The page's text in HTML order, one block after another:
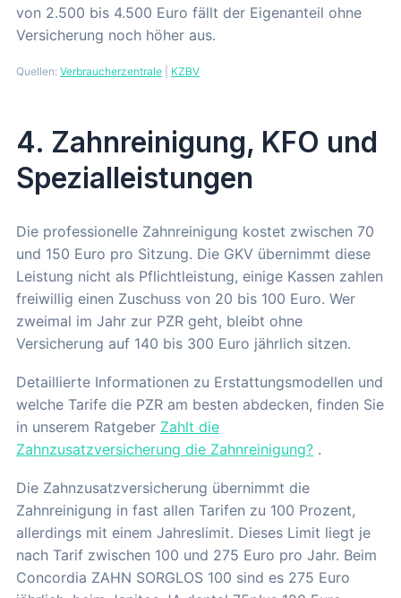
von 2.500 bis 4.500 Euro fällt der Eigenanteil ohne
Versicherung noch höher aus.
Quellen: Verbraucherzentrale KZBV
4. Zahnreinigung, KFO und
Spezialleistungen
Die professionelle Zahnreinigung kostet zwischen 70
und 150 Euro pro Sitzung. Die GKV übernimmt diese
Leistung nicht als Pflichtleistung, einige Kassen zahlen
freiwillig einen Zuschuss von 20 bis 100 Euro. Wer
zweimal im Jahr zur PZR geht, bleibt ohne
Versicherung auf 140 bis 300 Euro jährlich sitzen.
Detaillierte Informationen zu Erstattungsmodellen und
welche Tarife die PZR am besten abdecken, finden Sie
in unserem Ratgeber Zahlt die
Zahnzusatzversicherung die Zahnreinigung? .
Die Zahnzusatzversicherung übernimmt die
Zahnreinigung in fast allen Tarifen zu 100 Prozent,
allerdings mit einem Jahreslimit. Dieses Limit liegt je
nach Tarif zwischen 100 und 275 Euro pro Jahr. Beim
Concordia ZAHN SORGLOS 100 sind es 275 Euro